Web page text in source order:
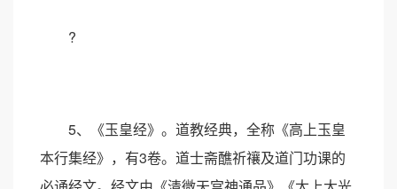
?
5、《玉皇经》。道教经典，全称《高上玉皇
本行集经》，有3卷。道士斋醮祈禳及道门功课的